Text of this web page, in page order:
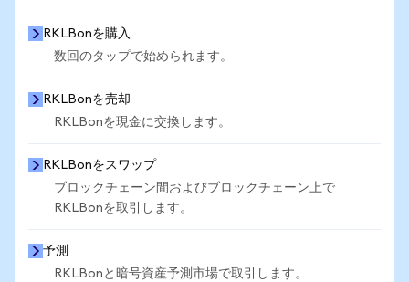
RKLBonを購入
数回のタップで始められます。
RKLBonを売却
RKLBonを現金に交換します。
RKLBonをスワップ
ブロックチェーン間およびブロックチェーン上で
RKLBonを取引します。
予測
RKLBonと暗号資産予測市場で取引します。